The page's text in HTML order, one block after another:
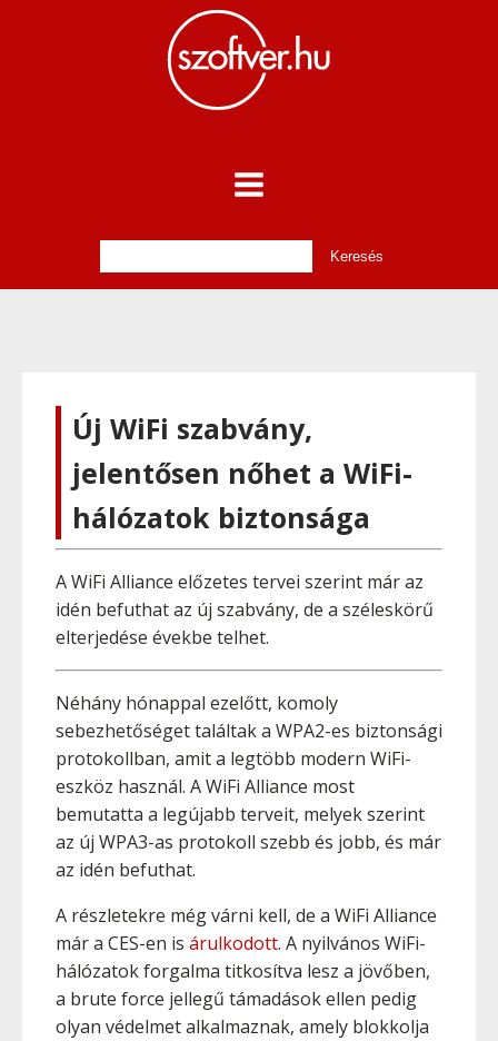
Új WiFi szabvány,
jelentősen nőhet a WiFi-
hálózatok biztonsága
A WiFi Alliance előzetes tervei szerint már az
idén befuthat az új szabvány, de a széleskörű
elterjedése évekbe telhet.
Néhány hónappal ezelőtt, komoly
sebezhetőséget találtak a WPA2-es biztonsági
protokollban, amit a legtöbb modern WiFi-
eszköz használ. A WiFi Alliance most
bemutatta a legújabb terveit, melyek szerint
az új WPA3-as protokoll szebb és jobb, és már
az idén befuthat.
A részletekre még várni kell, de a WiFi Alliance
már a CES-en is árulkodott. A nyilvános WiFi-
hálózatok forgalma titkosítva lesz a jövőben,
a brute force jellegű támadások ellen pedig
olyan védelmet alkalmaznak, amely blokkolja